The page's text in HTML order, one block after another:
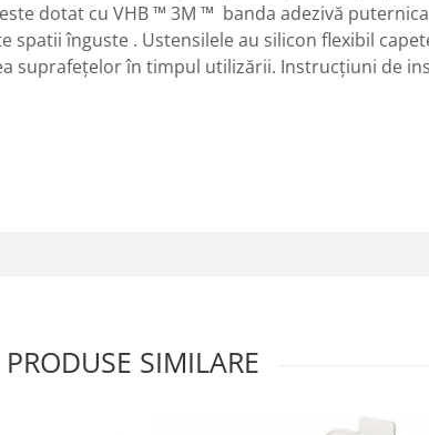
dotat cu VHB ™ 3M ™ banda adezivă
înguste . Ustensilele au silicon flexibil
în timpul utilizării. Instrucțiuni de
PRODUSE SIMILARE